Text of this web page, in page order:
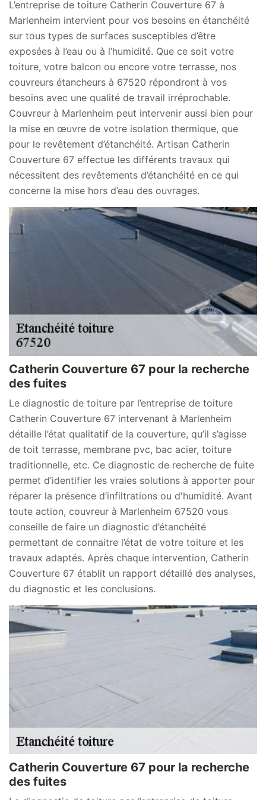
L’entreprise de toiture Catherin Couverture 67 à
Marlenheim intervient pour vos besoins en étanchéité
sur tous types de surfaces susceptibles d’être
exposées à l’eau ou à l’humidité. Que ce soit votre
toiture, votre balcon ou encore votre terrasse, nos
couvreurs étancheurs à 67520 répondront à vos
besoins avec une qualité de travail irréprochable.
Couvreur à Marlenheim peut intervenir aussi bien pour
la mise en œuvre de votre isolation thermique, que
pour le revêtement d’étanchéité. Artisan Catherin
Couverture 67 effectue les différents travaux qui
nécessitent des revêtements d’étanchéité en ce qui
concerne la mise hors d’eau des ouvrages.
Catherin Couverture 67 pour la recherche
des fuites
Le diagnostic de toiture par l’entreprise de toiture
Catherin Couverture 67 intervenant à Marlenheim
détaille l’état qualitatif de la couverture, qu’il s’agisse
de toit terrasse, membrane pvc, bac acier, toiture
traditionnelle, etc. Ce diagnostic de recherche de fuite
permet d’identifier les vraies solutions à apporter pour
réparer la présence d’infiltrations ou d'humidité. Avant
toute action, couvreur à Marlenheim 67520 vous
conseille de faire un diagnostic d’étanchéité
permettant de connaitre l’état de votre toiture et les
travaux adaptés. Après chaque intervention, Catherin
Couverture 67 établit un rapport détaillé des analyses,
du diagnostic et les conclusions.
Catherin Couverture 67 pour la recherche
des fuites